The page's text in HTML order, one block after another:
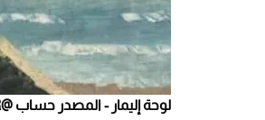
لوحة إليمار - المصدر حساب @CerfiaFR عبر x